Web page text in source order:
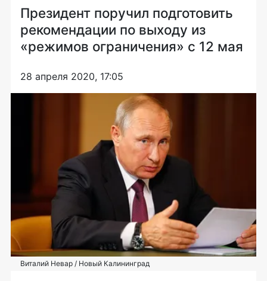
Президент поручил подготовить
рекомендации по выходу из
«режимов ограничения» с 12 мая
28 апреля 2020, 17:05
Виталий Невар / Новый Калининград